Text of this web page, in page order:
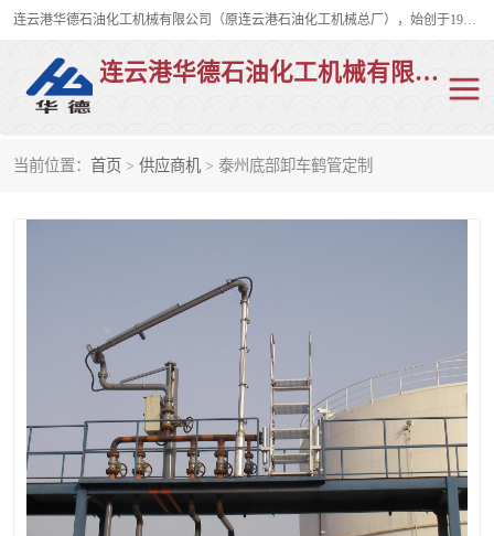
连云港华德石油化工机械有限公司（原连云港石油化工机械总厂），始创于1982年，是从事码头船用流体装卸臂、陆用流体装卸臂（鹤管）、活动梯、钢构平台、定量装车系统等全系列流体装卸设备的设计、制造、销售以及服务的专业供应商。
连云港华德石油化工机械有限公司
当前位置： 首页 > 供应商机 > 泰州底部卸车鹤管定制
平台栈桥 卸车鹤管
输油臂
紧急脱离干式接头 火车鹤管
汽车鹤管 顶部鹤管